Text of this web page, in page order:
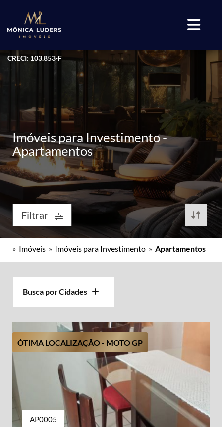
CRECI: 103.853-F
Imóveis para Investimento -
Apartamentos
Filtrar
» Imóveis » Imóveis para Investimento » Apartamentos
Busca por Cidades
ÓTIMA LOCALIZAÇÃO - MOTO GP
AP0005